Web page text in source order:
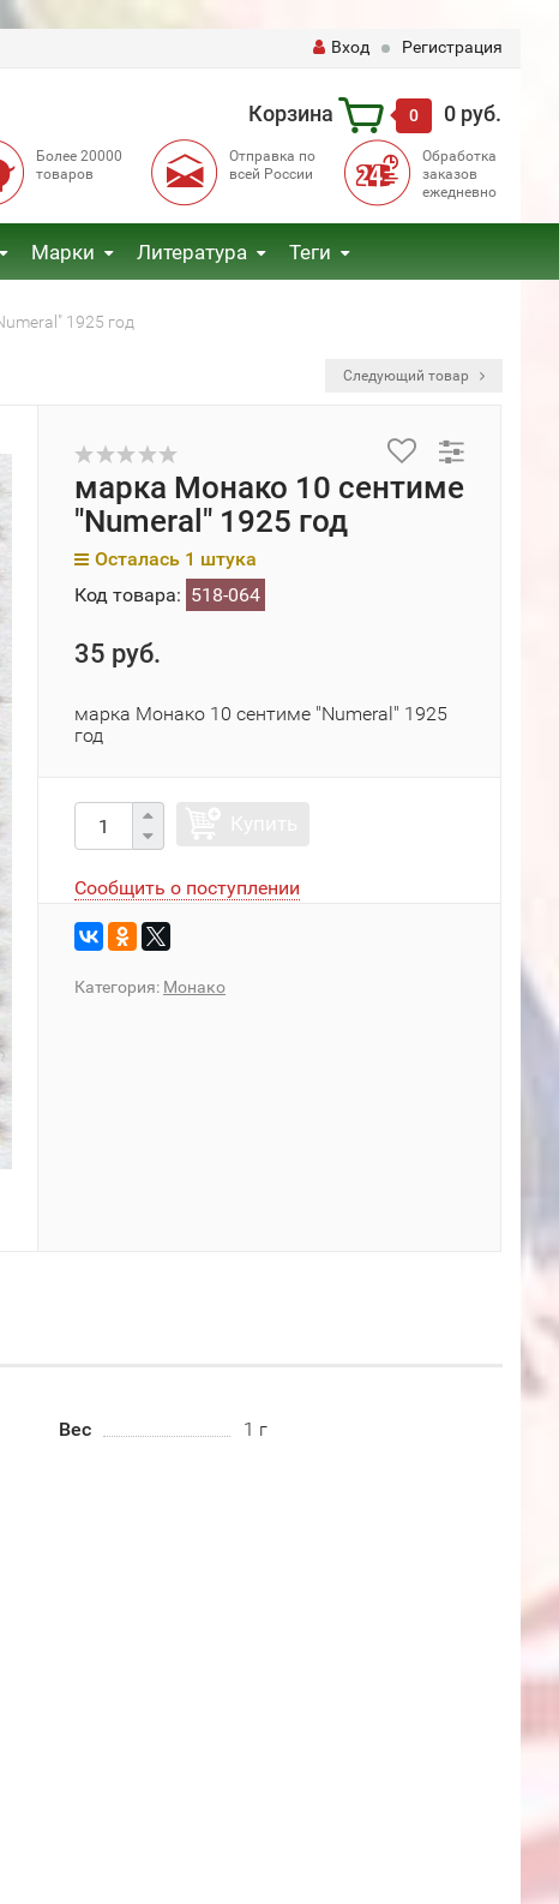
Вход Регистрация
Корзина 0 0 руб.
Более 20000
товаров
Отправка по
всей России
Обработка
заказов
ежедневно
Марки Литература Теги
1925 год
Следующий товар
марка Монако 10 сентиме
"Numeral" 1925 год
Осталась 1 штука
Код товара: 518-064
35 руб.
марка Монако 10 сентиме "Numeral" 1925
год
Сообщить о поступлении
Категория: Монако
Вес 1 г